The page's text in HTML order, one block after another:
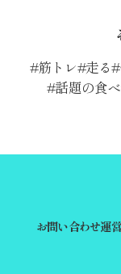
筋トレ 走る
話題の食
お問い合わせ運